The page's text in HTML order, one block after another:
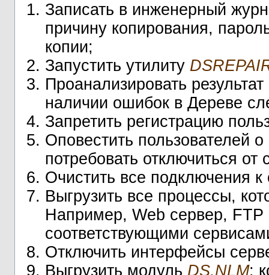
Записать в инженерный
причину копирования,
копии;
Запустить утилиту
Проанализировать
наличии ошибок в Дереве
Запретить регистрацию
Оповестить пользователей
потребовать отключиться от
Очистить все подключения
Выгрузить все процессы,
Например, Web сервер,
соответствующими
Отключить интерфейсы
Выгрузить модуль DS.NLM: